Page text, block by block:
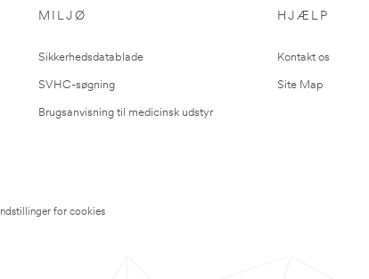
MILJØ
Sikkerhedsdatablade
SVHC-søgning
Brugsanvisning til medicinsk udstyr
HJÆLP
Kontakt os
Site Map
Indstillinger for cookies